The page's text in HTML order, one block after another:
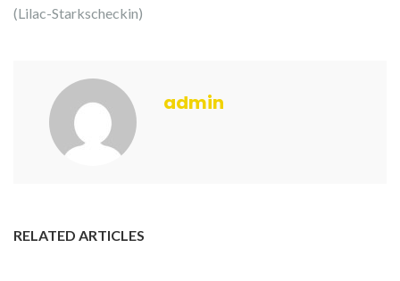
(Lilac-Starkscheckin)
admin
RELATED ARTICLES